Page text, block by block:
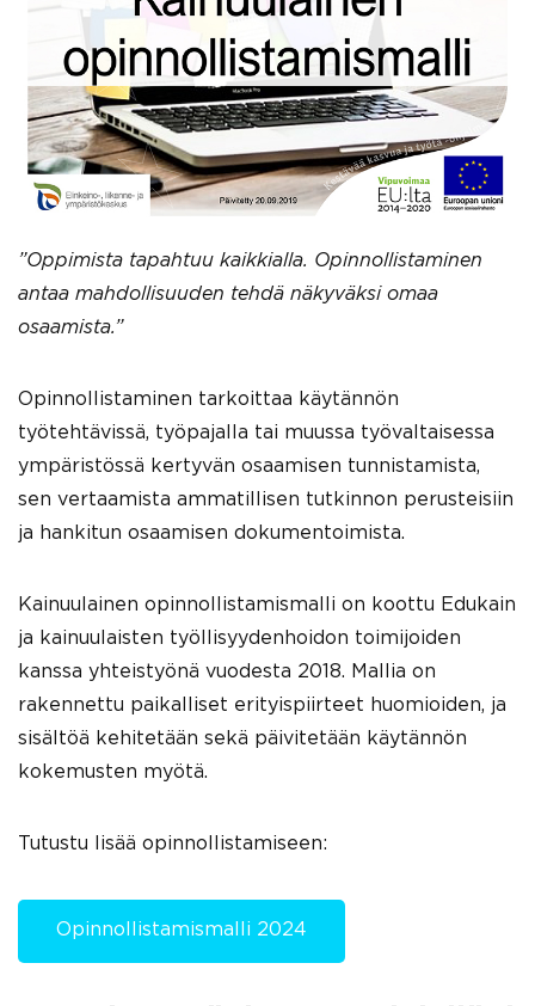
”Oppimista tapahtuu kaikkialla. Opinnollistaminen
antaa mahdollisuuden tehdä näkyväksi omaa
osaamista.”
Opinnollistaminen tarkoittaa käytännön
työtehtävissä, työpajalla tai muussa työvaltaisessa
ympäristössä kertyvän osaamisen tunnistamista,
sen vertaamista ammatillisen tutkinnon perusteisiin
ja hankitun osaamisen dokumentoimista.
Kainuulainen opinnollistamismalli on koottu Edukain
ja kainuulaisten työllisyydenhoidon toimijoiden
kanssa yhteistyönä vuodesta 2018. Mallia on
rakennettu paikalliset erityispiirteet huomioiden, ja
sisältöä kehitetään sekä päivitetään käytännön
kokemusten myötä.
Tutustu lisää opinnollistamiseen:
Opinnollistamismalli 2024